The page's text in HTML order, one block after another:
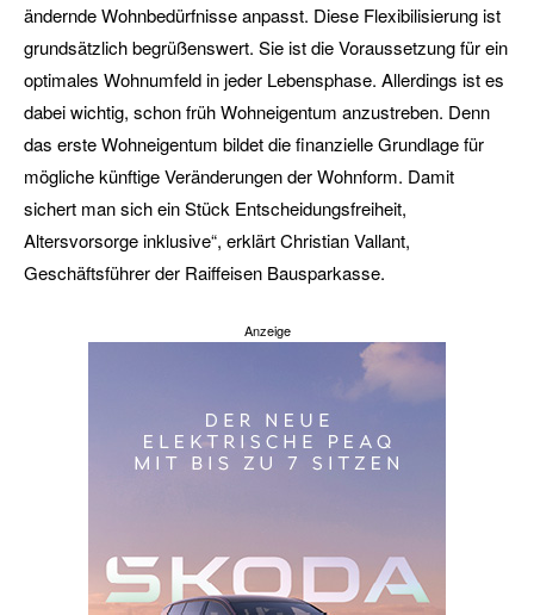
ändernde Wohnbedürfnisse anpasst. Diese Flexibilisierung ist
grundsätzlich begrüßenswert. Sie ist die Voraussetzung für ein
optimales Wohnumfeld in jeder Lebensphase. Allerdings ist es
dabei wichtig, schon früh Wohneigentum anzustreben. Denn
das erste Wohneigentum bildet die finanzielle Grundlage für
mögliche künftige Veränderungen der Wohnform. Damit
sichert man sich ein Stück Entscheidungsfreiheit,
Altersvorsorge inklusive“, erklärt Christian Vallant,
Geschäftsführer der Raiffeisen Bausparkasse.
Anzeige